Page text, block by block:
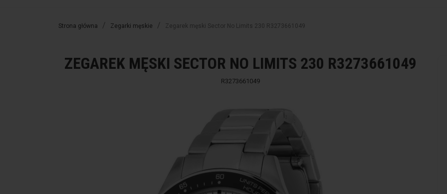
Strona główna Zegarki męskie Zegarek męski Sector No Limits 230 R3273661049
ZEGAREK MĘSKI SECTOR NO LIMITS 230 R3273661049
R3273661049